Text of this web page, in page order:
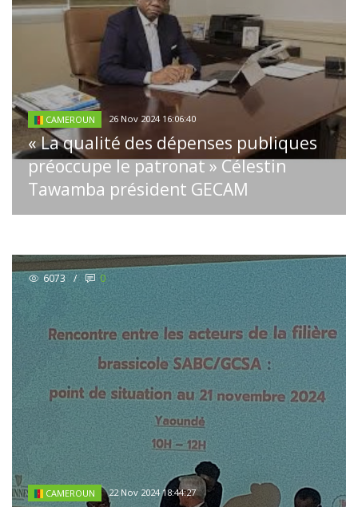
CAMEROUN 26 Nov 2024 16:06:40
« La qualité des dépenses publiques
préoccupe le patronat » Célestin
Tawamba président GECAM
6073 / 0
CAMEROUN 22 Nov 2024 18:44:27